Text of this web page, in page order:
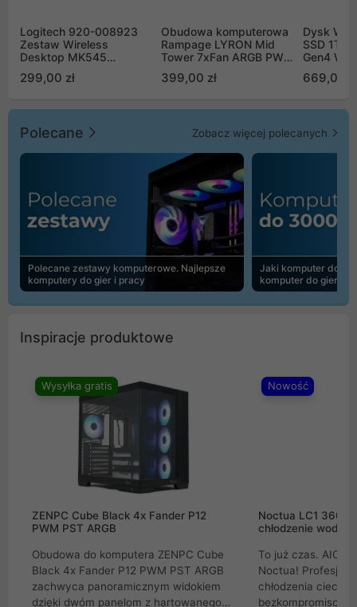
Logitech 920-008923
Zestaw Wireless
Desktop MK545
299,00 zł
Obudowa komputerowa
Rampage LYRON Mid
Tower 7xFan ARGB PWM
399,00 zł
Dysk WD
SSD 1TB
Gen4
669,00
Polecane Zobacz więcej polecanych
Polecane zestawy komputerowe. Najlepsze
komputery do gier i pracy
Jaki komputer do
komputer do gier |
Inspiracje produktowe
Wysyłka gratis
ZENPC Cube Black 4x Fander P12
PWM PST ARGB
Obudowa do komputera ZENPC Cube
Black 4x Fander P12 PWM PST ARGB
zachwyca panoramicznym widokiem
dzięki dwóm panelom z hartowanego
Nowość
Noctua LC1
chłodzenie wodne
To już czas. AIO
Noctua!
chłodzenia cieczą